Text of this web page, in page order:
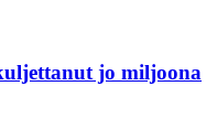
jo miljoona